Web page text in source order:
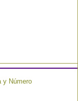
y Número